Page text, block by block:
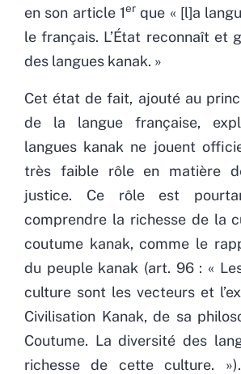
en son article 1er que « [l]a
le français. L’État reconnaît et
des langues kanak. »
Cet état de fait, ajouté au
de la langue française,
langues kanak ne jouent
très faible rôle en matière
justice. Ce rôle est
comprendre la richesse de la
coutume kanak, comme le
du peuple kanak (art. 96 : «
culture sont les vecteurs et
Civilisation Kanak, de sa
Coutume. La diversité des
richesse de cette culture.